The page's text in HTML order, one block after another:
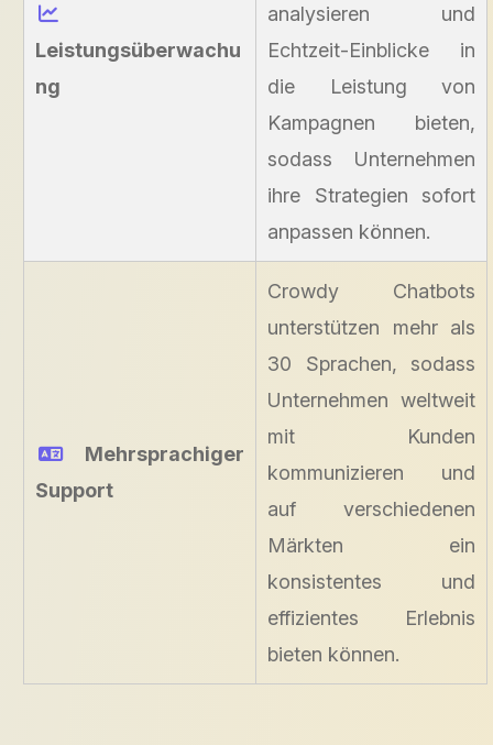
Leistungsüberwachu
ng
analysieren und
Echtzeit-Einblicke in
die Leistung von
Kampagnen bieten,
sodass Unternehmen
ihre Strategien sofort
anpassen können.
Mehrsprachiger
Support
Crowdy Chatbots
unterstützen mehr als
30 Sprachen, sodass
Unternehmen weltweit
mit Kunden
kommunizieren und
auf verschiedenen
Märkten ein
konsistentes und
effizientes Erlebnis
bieten können.